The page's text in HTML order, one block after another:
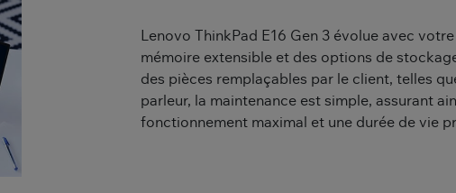
Lenovo ThinkPad E16 Gen 3 évolue avec
mémoire extensible et des options de
des pièces remplaçables par le client, telles
parleur, la maintenance est simple, assurant
fonctionnement maximal et une durée de vie